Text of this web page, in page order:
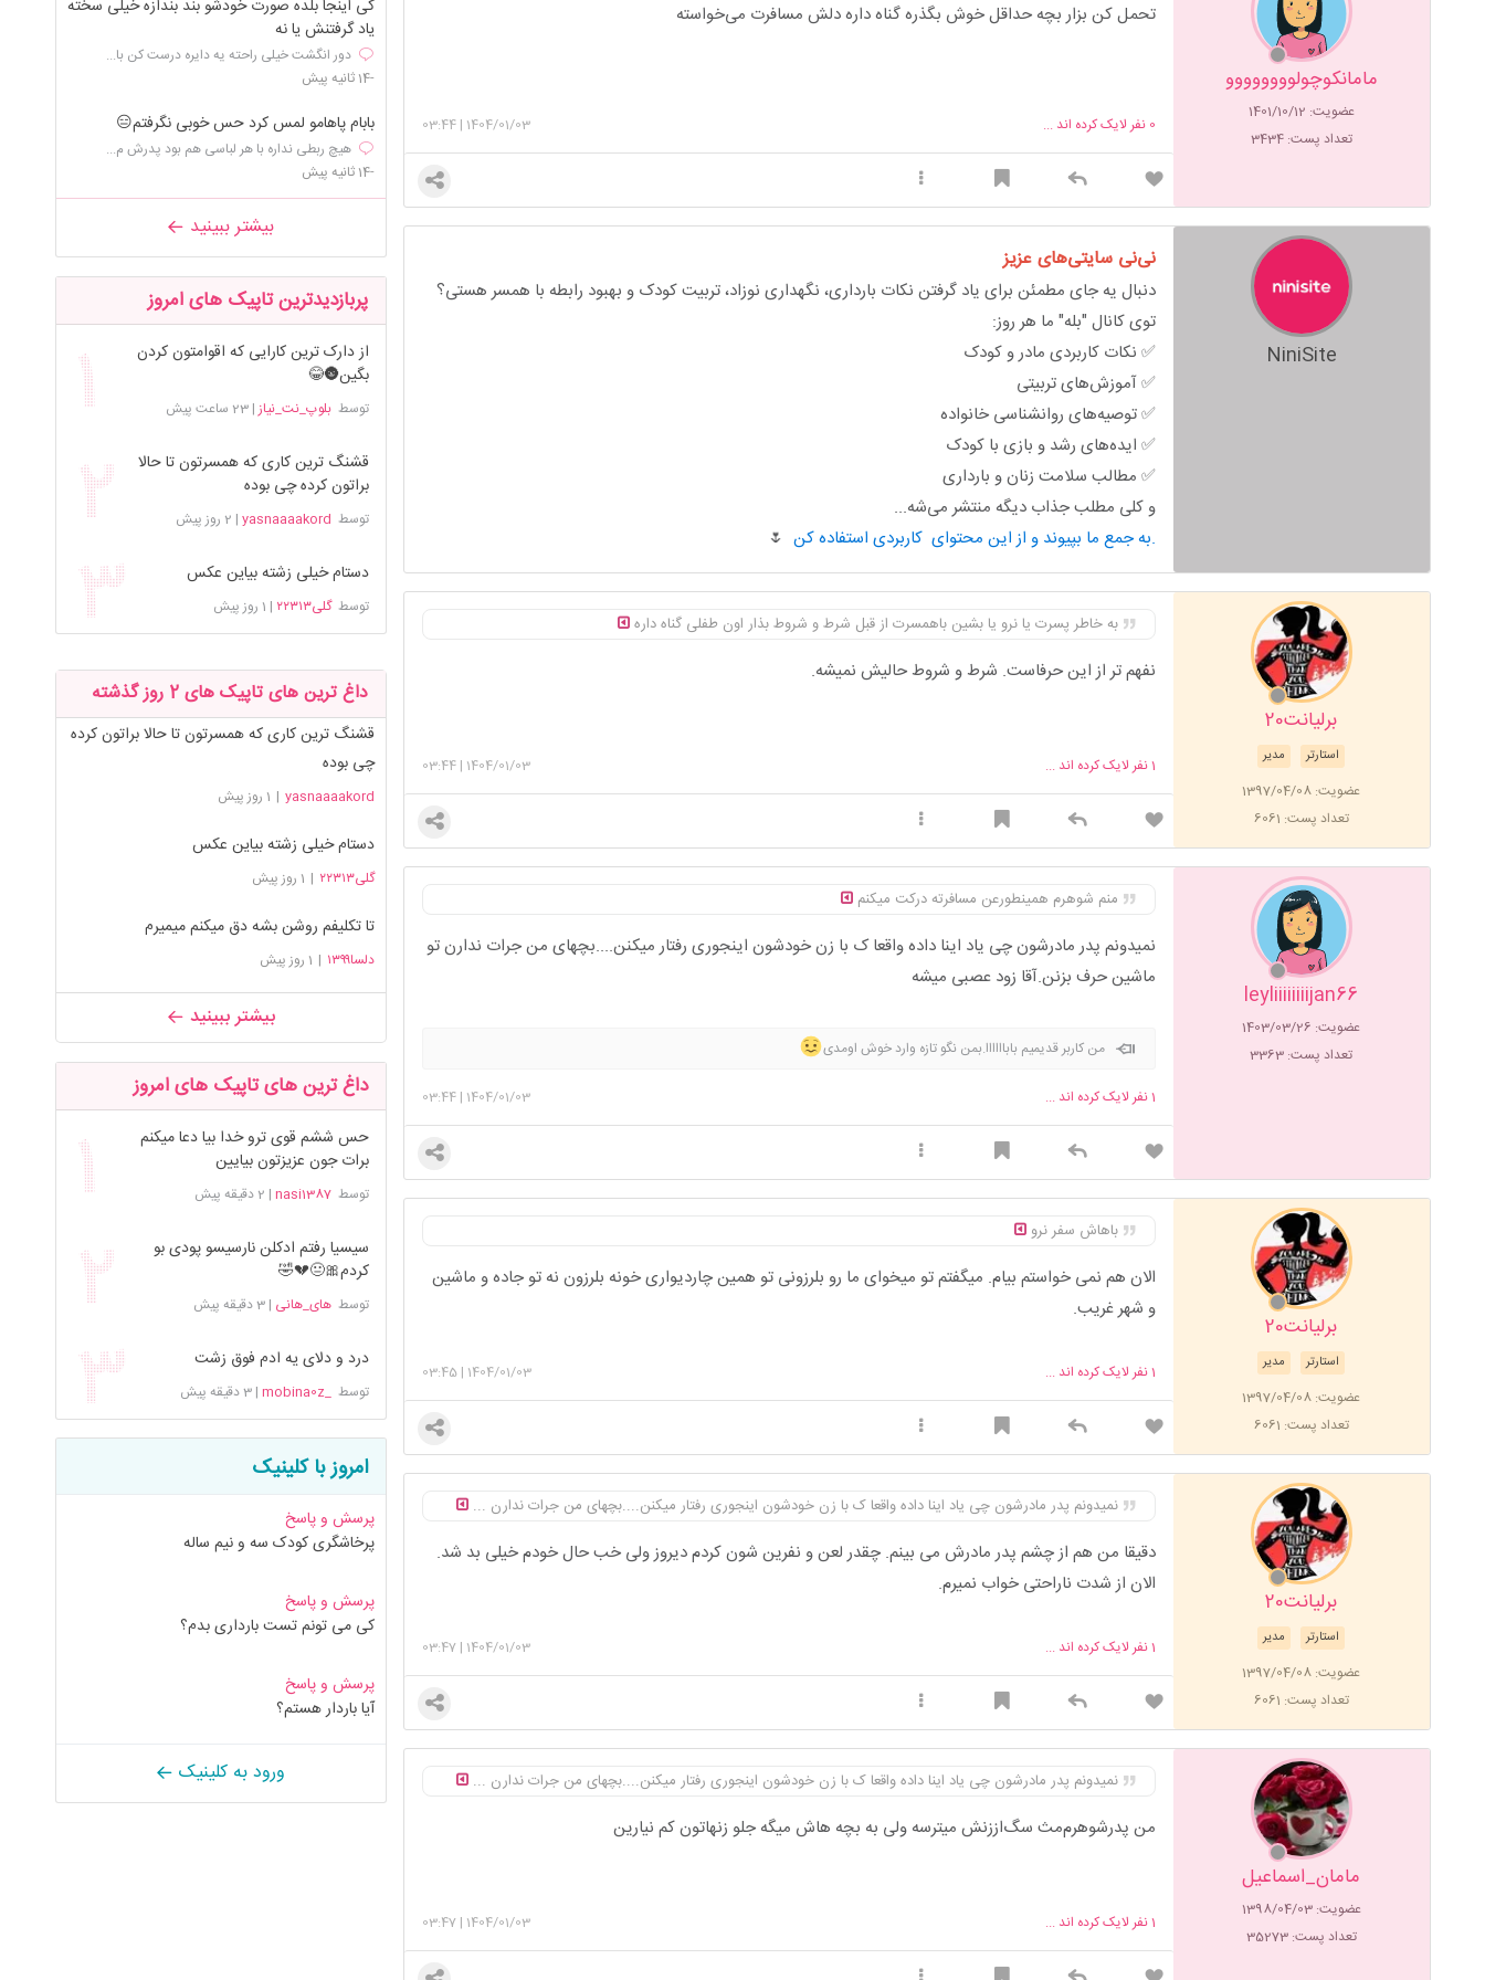
مامانکوچولوووووووو
عضویت: 1401/10/12
تعداد پست: 3434
تحمل کن بزار بچه حداقل خوش بگذره گناه داره دلش مسافرت می‌خواسته
1404/01/03
|
03:44 0 نفر لایک کرده اند ...
NiniSite
نی‌نی سایتی‌های عزیز
دنبال یه جای مطمئن برای یاد گرفتن نکات بارداری، نگهداری نوزاد، تربیت کودک و بهبود رابطه با همسر هستی؟
توی کانال "بله" ما هر روز:
✅ نکات کاربردی مادر و کودک
✅ آموزش‌های تربیتی
✅ توصیه‌های روانشناسی خانواده
✅ ایده‌های رشد و بازی با کودک
✅ مطالب سلامت زنان و بارداری
و کلی مطلب جذاب دیگه منتشر می‌شه...
به جمع ما بپیوند و از این محتوای کاربردی استفاده کن.
🌷
برلیانت20
مدیر استارتر
عضویت: 1397/04/08
تعداد پست: 6061
به خاطر پسرت یا نرو یا بشین باهمسرت از قبل شرط و شروط بذار اون طفلی گناه داره
نفهم تر از این حرفاست. شرط و شروط حالیش نمیشه.
1404/01/03
|
03:44 1نفر لایک کرده اند ...
leyliiiiiiiijan66
عضویت: 1403/03/26
تعداد پست: 3363
منم شوهرم همینطورعن مسافرته درکت میکنم
نمیدونم پدر مادرشون چی یاد اینا داده واقعا ک با زن خودشون اینجوری رفتار میکنن....بچهای من جرات ندارن تو
ماشین حرف بزنن.آقا زود عصبی میشه
من کاربر قدیمیم باباااااا.بمن نگو تازه وارد خوش اومدی
1404/01/03
|
03:44 1نفر لایک کرده اند ...
برلیانت20
مدیر استارتر
عضویت: 1397/04/08
تعداد پست: 6061
باهاش سفر نرو
الان هم نمی خواستم بیام. میگفتم تو میخوای ما رو بلرزونی تو همین چاردیواری خونه بلرزون نه تو جاده و ماشین
و شهر غریب.
1404/01/03
|
03:45 1نفر لایک کرده اند ...
برلیانت20
مدیر استارتر
عضویت: 1397/04/08
تعداد پست: 6061
نمیدونم پدر مادرشون چی یاد اینا داده واقعا ک با زن خودشون اینجوری رفتار میکنن....بچهای من جرات ندارن ...
دقیقا من هم از چشم پدر مادرش می بینم. چقدر لعن و نفرین شون کردم دیروز ولی خب حال خودم خیلی بد شد.
الان از شدت ناراحتی خواب نمیرم.
1404/01/03
|
03:47 1نفر لایک کرده اند ...
مامان_اسماعیل
عضویت: 1398/04/03
تعداد پست: 35273
نمیدونم پدر مادرشون چی یاد اینا داده واقعا ک با زن خودشون اینجوری رفتار میکنن....بچهای من جرات ندارن ...
من پدرشوهرم‌مث سگ‌اززنش میترسه ولی به بچه هاش میگه جلو زنهاتون کم نیارین
1404/01/03
|
03:47 1نفر لایک کرده اند ...
کی اینجا بلده صورت خودشو بند بندازه خیلی سخته
یاد گرفتنش یا نه
دور انگشت خیلی راحته یه دایره درست کن با...
-14 ثانیه پیش
بابام پاهامو لمس کرد حس خوبی نگرفتم😑
هیچ ربطی نداره با هر لباسی هم بود پدرش م...
-14 ثانیه پیش
بیشتر ببینید
پربازدیدترین تاپیک های امروز
از دارک ترین کارایی که اقوامتون کردن
بگین🌚😂
توسطبلوپ_نت_نیاز|23 ساعت پیش
قشنگ ترین کاری که همسرتون تا حالا
براتون کرده چی بوده
توسط yasnaaaakord
| 2 روز پیش
دستام خیلی زشته بیاین عکس
توسطگلی۲۲۳۱۳ | 1 روز پیش
داغ ترین های تاپیک های 2 روز گذشته
قشنگ ترین کاری که همسرتون تا حالا براتون کرده
چی بوده
yasnaaaakord
| 1 روز پیش
دستام خیلی زشته بیاین عکس
گلی۲۲۳۱۳ | 1 روز پیش
تا تکلیفم روشن بشه دق میکنم میمیرم
دلسا۱۳۹۹ | 1 روز پیش
بیشتر ببینید
داغ ترین های تاپیک های امروز
حس ششم قوی ترو خدا بیا دعا میکنم
برات جون عزیزتون بیایین
توسطnasi1387
| 2 دقیقه پیش
سیسیا رفتم ادکلن نارسیسو پودی بو
کردم🎀😐💔🤣
توسطهای_هانی |3 دقیقه پیش
درد و دلای یه ادم فوق زشت
توسط_mobina0z
|3 دقیقه پیش
امروز با کلینیک
پرسش و پاسخ
پرخاشگری کودک سه و نیم ساله
پرسش و پاسخ
کی می تونم تست بارداری بدم؟
پرسش و پاسخ
آیا باردار هستم؟
ورود به کلینیک